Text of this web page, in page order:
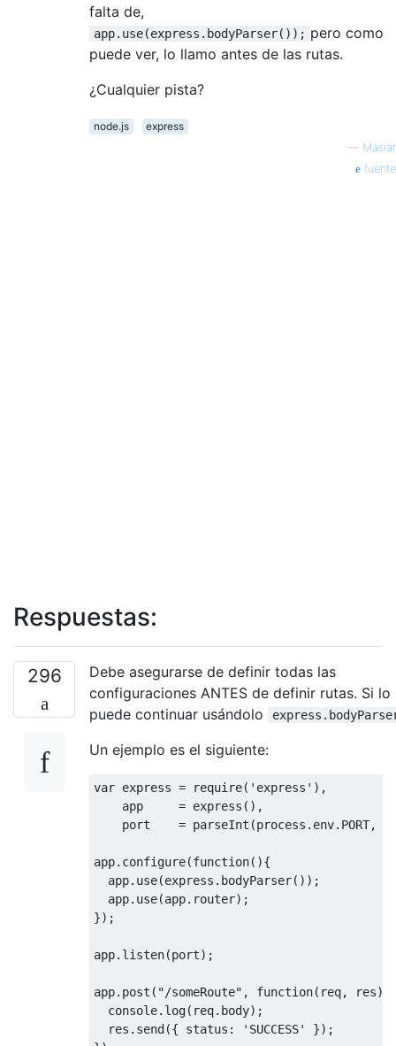
falta de,
app.use(express.bodyParser()); pero como
puede ver, lo llamo antes de las rutas.
¿Cualquier pista?
node.js
express
— Masiar
fuente
Respuestas:
296
Debe asegurarse de definir todas las
configuraciones ANTES de definir rutas. Si lo
puede continuar usándolo
Un ejemplo es el siguiente:
var express = require( 'express' ),
    app
= express (),
    port
= parseInt (process . env. PORT,
app. configure(function(){
  app
. use(express . bodyParser());
  app
. use(app. router);
});
app. listen(port);
app. post ( "/someRoute" , function( req, res)
  console
. log( req. body);
  res
. send({ status : 'SUCCESS'
});